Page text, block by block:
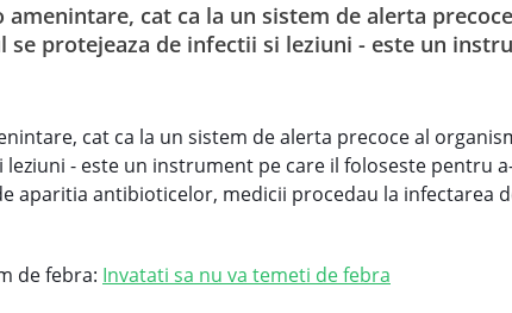
cat ca la un sistem de alerta
protejeaza de infectii si leziuni - este un
cat ca la un sistem de alerta precoce al
- este un instrument pe care il foloseste pentru
aparitia antibioticelor, medicii procedau la infectarea
de febra: Invatati sa nu va temeti de febra